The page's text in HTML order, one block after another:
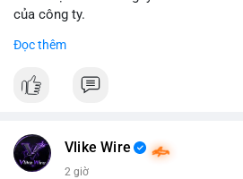
của công ty.
#abtc #cryptonews
$btc $eth
📰 Nguồn: CoinDesk
Đọc thêm
Vlike Wire
2 giờ